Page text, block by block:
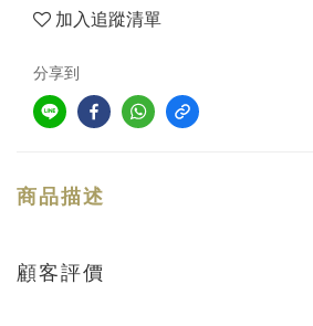
加入追蹤清單
分享到
商品描述
顧客評價